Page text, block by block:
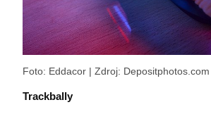
Foto: Eddacor | Zdroj: Depositphotos.com
Trackbally
I6COMMANDET
I6BASKETPRICE